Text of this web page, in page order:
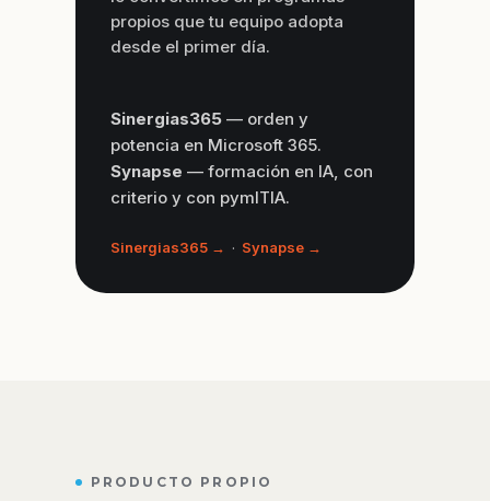
propios que tu equipo adopta
desde el primer día.
Sinergias365— orden y
potencia en Microsoft 365.
Synapse — formación en IA, con
criterio y con pymITIA.
Sinergias365 → · Synapse →
PRODUCTO PROPIO